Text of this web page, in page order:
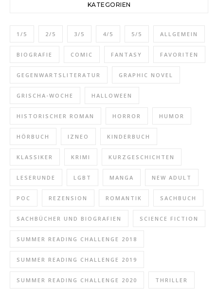
KATEGORIEN
1/5 2/5 3/5 4/5 5/5 ALLGEMEIN
BIOGRAFIE COMIC FANTASY FAVORITEN
GEGENWARTSLITERATUR GRAPHIC NOVEL
GRISCHA-WOCHE HALLOWEEN
HISTORISCHER ROMAN HORROR HUMOR
HÖRBUCH IZNEO KINDERBUCH
KLASSIKER KRIMI KURZGESCHICHTEN
LESERUNDE LGBT MANGA NEW ADULT
POC REZENSION ROMANTIK SACHBUCH
SACHBÜCHER UND BIOGRAFIEN SCIENCE FICTION
SUMMER READING CHALLENGE 2018
SUMMER READING CHALLENGE 2019
SUMMER READING CHALLENGE 2020 THRILLER